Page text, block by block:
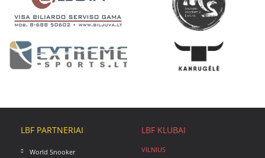
LBF PARTNERIAI
World Snooker
LBF KLUBAI
VILNIUS